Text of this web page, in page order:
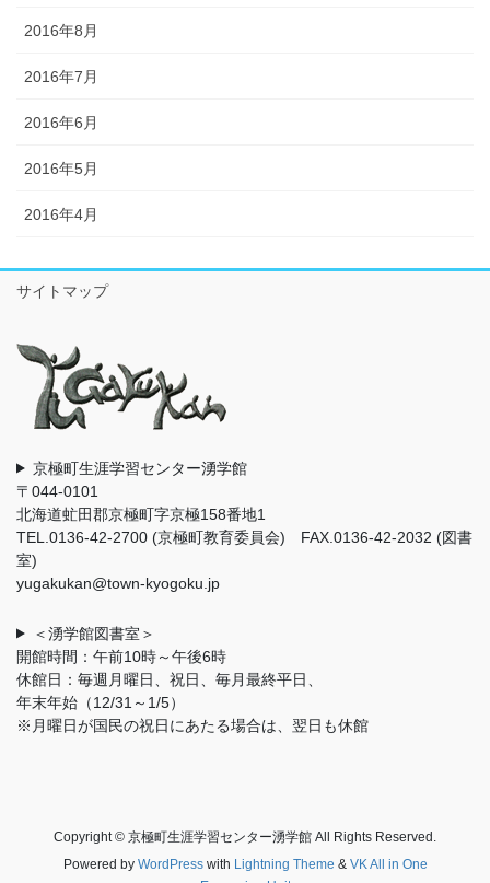
2016年8月
2016年7月
2016年6月
2016年5月
2016年4月
サイトマップ
京極町生涯学習センター湧学館
〒044-0101
北海道虻田郡京極町字京極158番地1
TEL.0136-42-2700 (京極町教育委員会) FAX.0136-42-2032 (図書
室)
yugakukan@town-kyogoku.jp
＜湧学館図書室＞
開館時間：午前10時～午後6時
休館日：毎週月曜日、祝日、毎月最終平日、
年末年始（12/31～1/5）
※月曜日が国民の祝日にあたる場合は、翌日も休館
Copyright © 京極町生涯学習センター湧学館 All Rights Reserved.
Powered by WordPresswith Lightning Theme & VK All in One